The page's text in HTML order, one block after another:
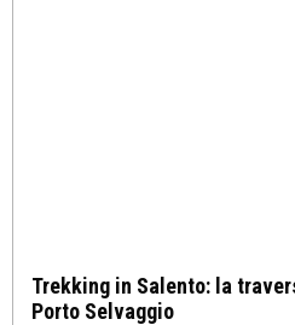
Trekking in Salento: la
Porto Selvaggio